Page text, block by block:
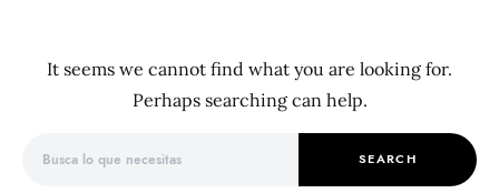
It seems we cannot find what you are looking for.
Perhaps searching can help.
SEARCH